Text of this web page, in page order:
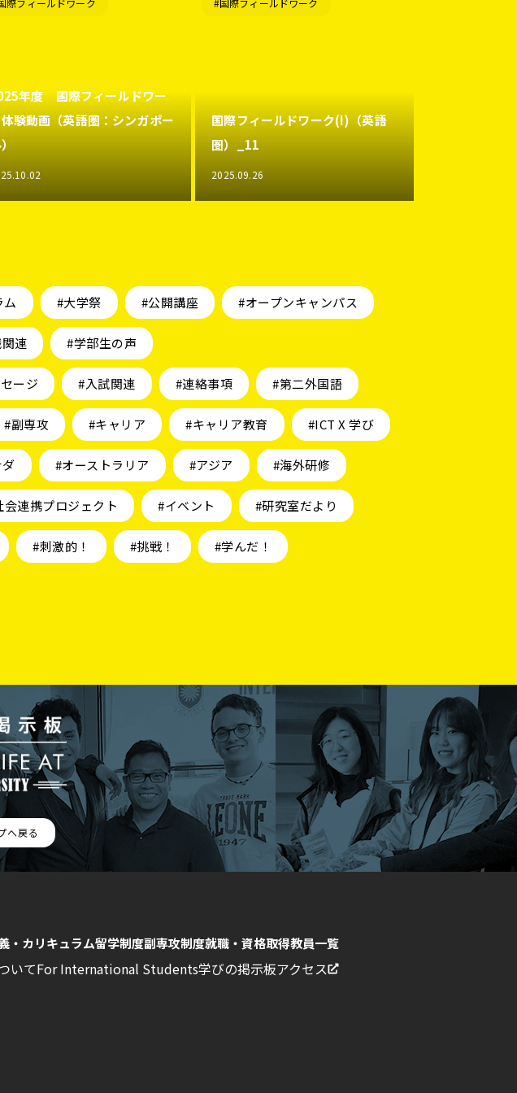
年度 国際フィールドワー
験動画（英語圏：シンガポー
際フィールドワーク
国際フィールドワーク(I)（英語
圏）_11
2025.09.26
#国際フィールドワーク
ム #大学祭 #公開講座 #オープンキャンパス
連 #学部生の声
ージ #入試関連 #連絡事項 #第二外国語
#副専攻 #キャリア #キャリア教育 #ICT X 学び
#オーストラリア #アジア #海外研修
会連携プロジェクト #イベント #研究室だより
#刺激的！ #挑戦！ #学んだ！
へ戻る
・カリキュラム留学制度副専攻制度就職・資格取得教員一覧
いてFor International Students学びの掲示板アクセス